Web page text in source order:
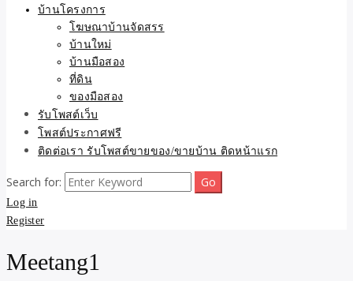
บ้านโครงการ
โฆษณาบ้านจัดสรร
บ้านใหม่
บ้านมือสอง
ที่ดิน
ของมือสอง
รับโพสต์เว็บ
โพสต์ประกาศฟรี
ติดต่อเรา รับโพสต์ขายของ/ขายบ้าน ติดหน้าแรก
Search for:
Log in
Register
Meetang1